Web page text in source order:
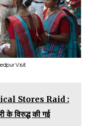
Visit
Stores Raid :
के विरुद्ध की गई